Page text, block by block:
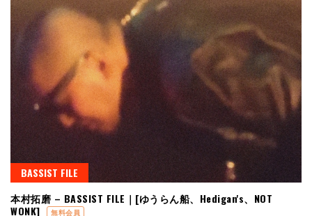
BASSIST FILE
本村拓磨 – BASSIST FILE｜[ゆうらん船、Hedigan's、NOT
WONK]
無料会員